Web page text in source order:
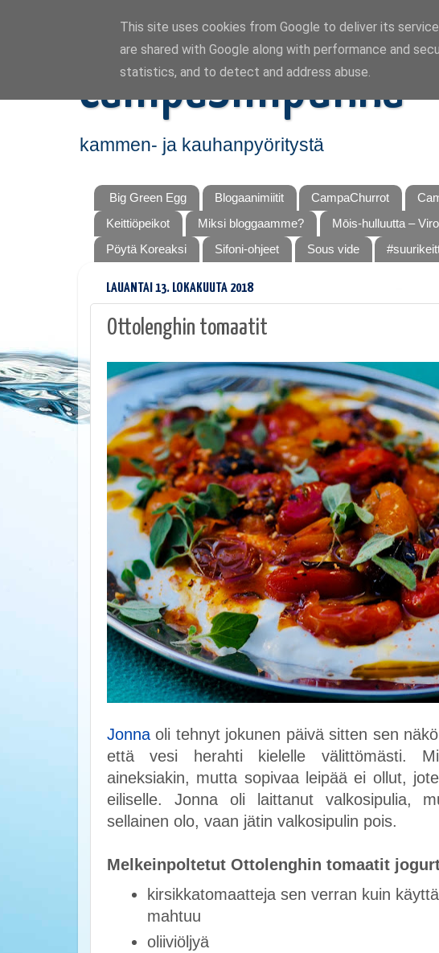
CampaSimpukka
kammen- ja kauhanpyöritystä
Big Green Egg Blogaanimiitit CampaChurrot
Keittiöpeikot
Miksi bloggaamme? Mōis-hulluutta –
Pöytä Koreaksi
Sifoni-ohjeet Sous vide
LAUANTAI 13. LOKAKUUTA 2018
Ottolenghin tomaatit
Jonnaoli tehnyt jokunen päivä sitten sen
että vesi herahti kielelle välittömästi.
aineksiakin, mutta sopivaa leipää ei ollut,
eiliselle. Jonna oli laittanut valkosipulia,
sellainen olo, vaan jätin valkosipulin pois.
Melkeinpoltetut Ottolenghin tomaatit
kirsikkatomaatteja sen verran kuin
mahtuu
oliiviöljyä
This site uses cookies from Google to deliver its
are shared with Google along with performance and
statistics, and to detect and address abuse.